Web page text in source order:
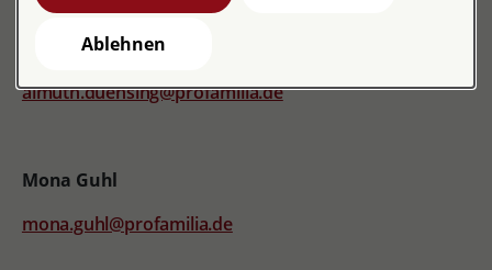
Almuth Duensing
almuth.duensing@profamilia.de
Mona Guhl
mona.guhl@profamilia.de
Ablehnen